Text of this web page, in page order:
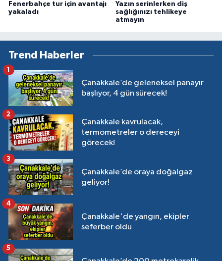
Fenerbahçe tur için avantajı
yakaladı
Yazın serinlerken diş
sağlığınızı tehlikeye
atmayın
Trend Haberler
Çanakkale’de geleneksel panayır
başlıyor, 4 gün sürecek!
1
Çanakkale kavrulacak,
termometreler o dereceyi
görecek!
2
Çanakkale’de oraya doğalgaz
geliyor!
3
Çanakkale'de yangın, ekipler
seferber oldu
4
5